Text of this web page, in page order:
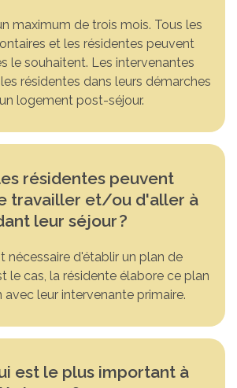
maximum de trois mois. Tous les
et les résidentes peuvent
le souhaitent. Les intervenantes
résidentes dans leurs démarches
logement post-séjour.
résidentes peuvent
travailler et/ou d'aller à
leur séjour?
nécessaire d'établir un plan de
le cas, la résidente élabore ce plan
leur intervenante primaire.
est le plus important à